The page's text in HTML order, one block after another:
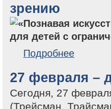
зрению
Подробнее
27 февраля –
Сегодня, 27
(Трейсман,